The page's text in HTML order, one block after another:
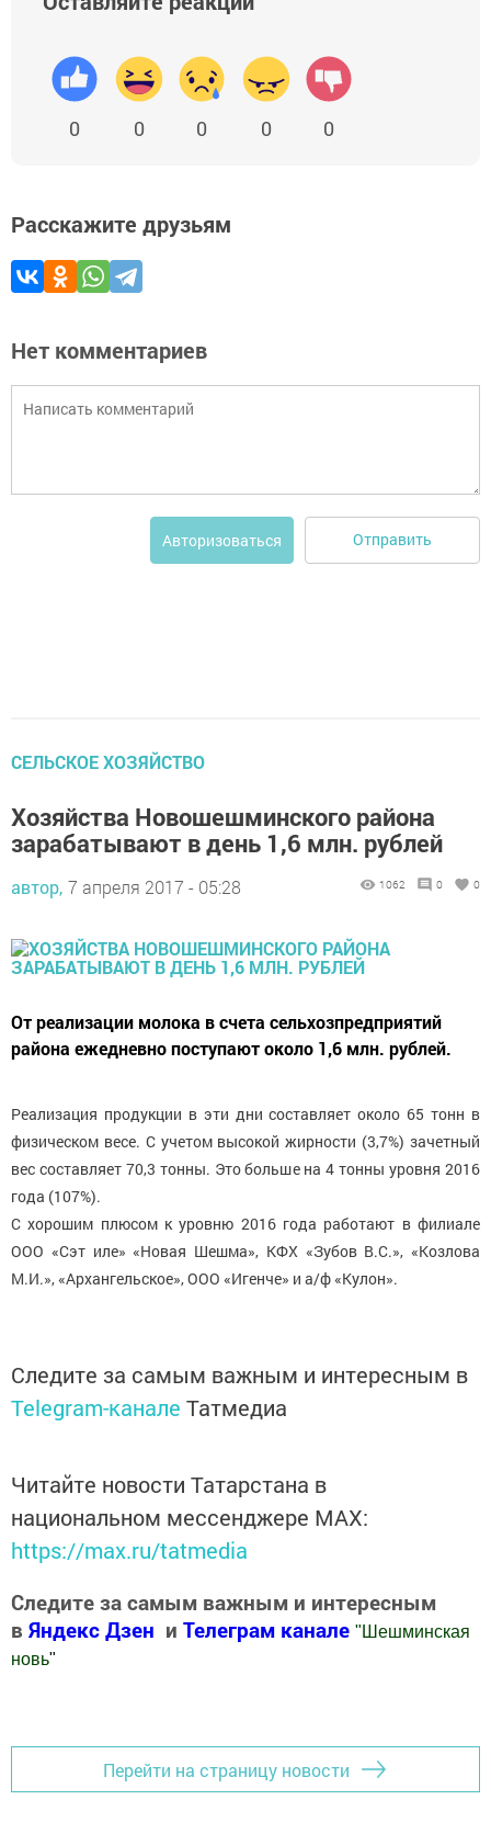
0 0 0 0 0
Расскажите друзьям
Нет комментариев
Авторизоваться Отправить
СЕЛЬСКОЕ ХОЗЯЙСТВО
Хозяйства Новошешминского района
зарабатывают в день 1,6 млн. рублей
автор, 7 апреля 2017 - 05:28 1062 0 0
От реализации молока в счета сельхозпредприятий
района ежедневно поступают около 1,6 млн. рублей.
Реализация продукции в эти дни составляет около 65 тонн в
физическом весе. С учетом высокой жирности (3,7%) зачетный
вес составляет 70,3 тонны. Это больше на 4 тонны уровня 2016
года (107%).
С хорошим плюсом к уровню 2016 года работают в филиале
ООО «Сэт иле» «Новая Шешма», КФХ «Зубов В.С.», «Козлова
М.И.», «Архангельское», ООО «Игенче» и а/ф «Кулон».
Следите за самым важным и интересным в
Telegram-канале Татмедиа
Читайте новости Татарстана в
национальном мессенджере MАХ:
https://max.ru/tatmedia
Следите за самым важным и интересным
в Яндекс Дзен и Телеграм канале " Шешминская
новь"
Перейти на страницу новости